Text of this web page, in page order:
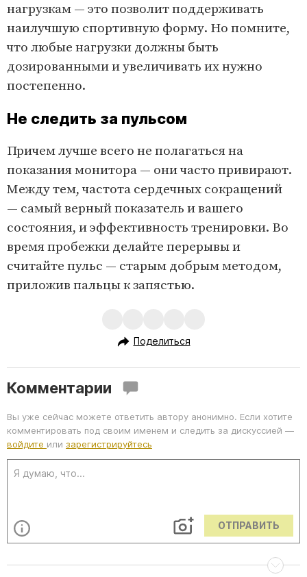
нагрузкам — это позволит поддерживать
наилучшую спортивную форму. Но помните,
что любые нагрузки должны быть
дозированными и увеличивать их нужно
постепенно.
Не следить за пульсом
Причем лучше всего не полагаться на
показания монитора — они часто привирают.
Между тем, частота сердечных сокращений
— самый верный показатель и вашего
состояния, и эффективность тренировки. Во
время пробежки делайте перерывы и
считайте пульс — старым добрым методом,
приложив пальцы к запястью.
Поделиться
Комментарии
Вы уже сейчас можете ответить автору анонимно. Если хотите
комментировать под своим именем и следить за дискуссией —
войдите или зарегистрируйтесь
ОТПРАВИТЬ